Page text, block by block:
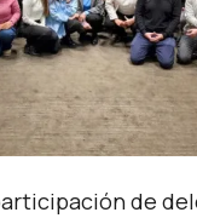
de